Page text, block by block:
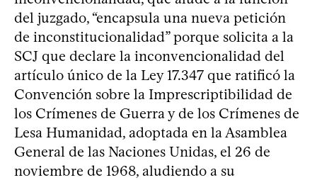
del juzgado, “encapsula una nueva petición
de inconstitucionalidad” porque solicita a la
SCJ que declare la inconvencionalidad del
artículo único de la Ley 17.347 que ratificó la
Convención sobre la Imprescriptibilidad de
los Crímenes de Guerra y de los Crímenes de
Lesa Humanidad, adoptada en la Asamblea
General de las Naciones Unidas, el 26 de
noviembre de 1968, aludiendo a su